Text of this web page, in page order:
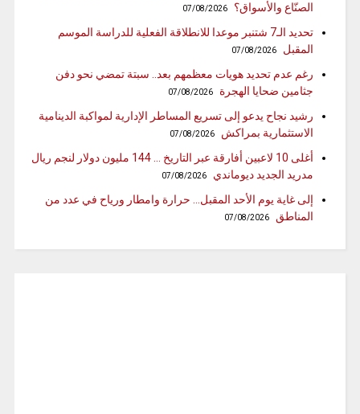
الصنّاع والأسواق؟
07/08/2026
تحديد الـ7 شتنبر موعدا للانطلاقة الفعلية للدراسة الموسم
المقبل
07/08/2026
رغم عدم تحديد هويات معظمهم بعد.. سبتة تمضي نحو دفن
جثامين ضحايا الهجرة
07/08/2026
رشيد نجاح يدعو إلى تسريع المساطر الإدارية لمواكبة الدينامية
الاستثمارية بمراكش
07/08/2026
أغلى 10 لاعبين أفارقة عبر التاريخ … 144 مليون دولار لنجم ريال
مدريد الجديد ديوماندي
07/08/2026
إلى غاية يوم الأحد المقبل… حرارة وامطار ورياح في عدد من
المناطق
07/08/2026